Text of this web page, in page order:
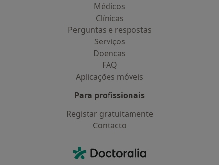
Médicos
Clínicas
Perguntas e respostas
Serviços
Doencas
FAQ
Aplicações móveis
Para profissionais
Registar gratuitamente
Contacto
Doctoralia - Homepage